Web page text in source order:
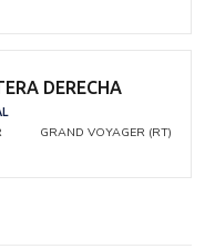
DERECHA
GRAND VOYAGER (RT)